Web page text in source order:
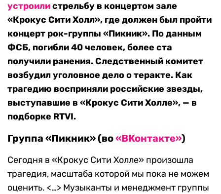
устроилистрельбу в концертом зале
«Крокус Сити Холл», где должен был пройти
концерт рок-группы «Пикник». По данным
ФСБ, погибли 40 человек, более ста
получили ранения. Следственный комитет
возбудил уголовное дело о теракте. Как
трагедию восприняли российские звезды,
выступавшие в «Крокус Сити Холле», — в
подборке RTVI.
Группа «Пикник» (во«ВКонтакте»)
Сегодня в «Крокус Сити Холле» произошла
трагедия, масштаба которой мы пока не можем
оценить. <…> Музыканты и менеджмент группы